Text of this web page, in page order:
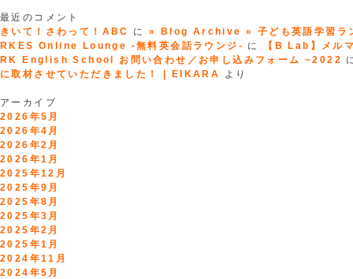
最近のコメント
きいて！さわって！ABC
に» Blog Archive » 子ども英語学習ラ
RKES Online Lounge -無料英会話ラウンジ- に
【B Lab】メ
RK English School お問い合わせ／お申し込みフォーム ~2022
に取材させていただきました！ | EIKARA
より
アーカイブ
2026年5月
2026年4月
2026年2月
2026年1月
2025年12月
2025年9月
2025年8月
2025年3月
2025年2月
2025年1月
2024年11月
2024年5月